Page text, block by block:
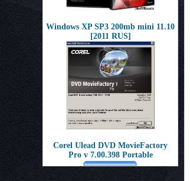
Windows XP SP3 200mb mini 11.10
[2011 RUS]
Corel Ulead DVD MovieFactory
Pro v 7.00.398 Portable